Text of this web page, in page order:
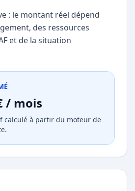
: le montant réel dépend
des ressources
et de la situation
/ mois
calculé à partir du moteur de